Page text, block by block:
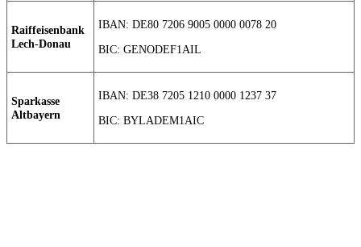
Raiffeisenbank
Lech-Donau
IBAN: DE80 7206 9005 0000 0078 20
BIC: GENODEF1AIL
Sparkasse
Altbayern
IBAN: DE38 7205 1210 0000 1237 37
BIC: BYLADEM1AIC